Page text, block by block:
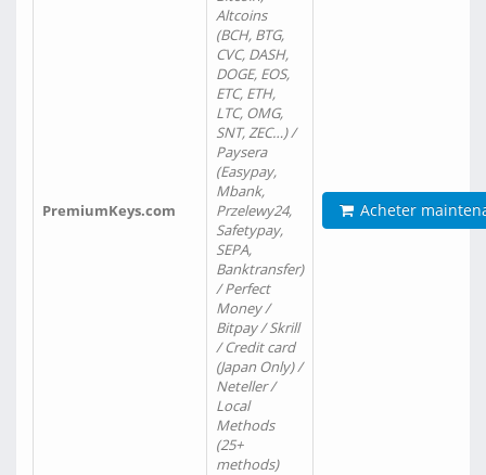
PremiumKeys.com
Altcoins
(BCH, BTG,
CVC, DASH,
DOGE, EOS,
ETC, ETH,
LTC, OMG,
SNT, ZEC…) /
Paysera
(Easypay,
Mbank,
Przelewy24,
Safetypay,
SEPA,
Banktransfer)
/ Perfect
Money /
Bitpay / Skrill
/ Credit card
(Japan Only) /
Neteller /
Local
Methods
(25+
methods)
Acheter